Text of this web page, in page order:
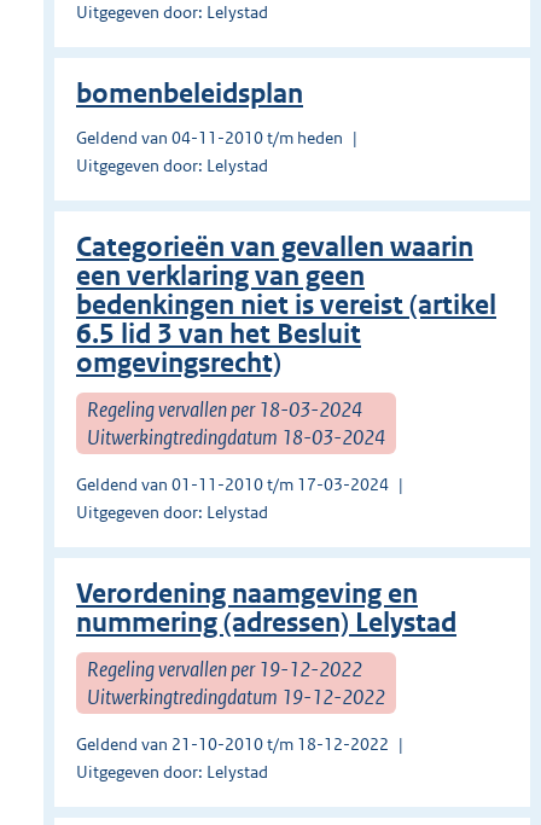
Uitgegeven door: Lelystad
bomenbeleidsplan
Geldend van 04-11-2010 t/m heden
Uitgegeven door: Lelystad
Categorieën van gevallen waarin
een verklaring van geen
bedenkingen niet is vereist (artikel
6.5 lid 3 van het Besluit
omgevingsrecht)
Regeling vervallen per 18-03-2024
Uitwerkingtredingdatum 18-03-2024
Geldend van 01-11-2010 t/m 17-03-2024
Uitgegeven door: Lelystad
Verordening naamgeving en
nummering (adressen) Lelystad
Regeling vervallen per 19-12-2022
Uitwerkingtredingdatum 19-12-2022
Geldend van 21-10-2010 t/m 18-12-2022
Uitgegeven door: Lelystad